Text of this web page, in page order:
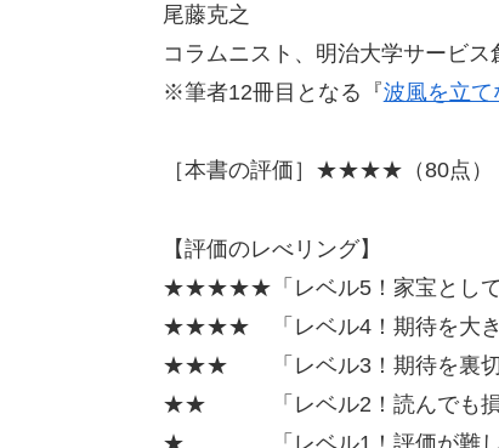
尾藤克之
コラムニスト、明治大学サービス
※筆者12冊目となる『波風を立
［本書の評価］★★★★（80点）
【評価のレべリング】
★★★★★「レベル5！家宝として
★★★★ 「レベル4！期待を大き
★★★ 「レベル3！期待を裏切
★★ 「レベル2！読んでも損は
★ 「レベル1！評価が難しい